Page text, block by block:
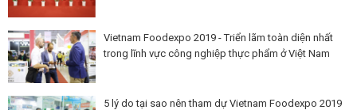
Vietnam Foodexpo 2019 - Triển lãm toàn diện nhất
trong lĩnh vực công nghiệp thực phẩm ở Việt Nam
5 lý do tại sao nên tham dự Vietnam Foodexpo 2019